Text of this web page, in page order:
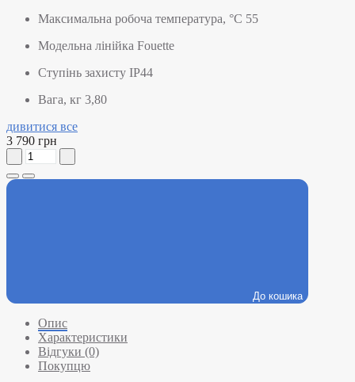
Максимальна робоча температура, °C 55
Модельна лінійка Fouette
Ступінь захисту IP44
Вага, кг 3,80
дивитися все
3 790 грн
До кошика
Опис
Характеристики
Відгуки (0)
Покупцю